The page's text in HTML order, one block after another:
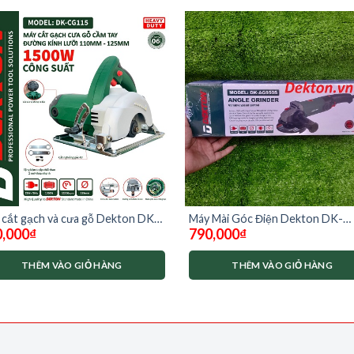
cắt gạch và cưa gỗ Dekton DK-
( chưa có lưỡi cắt)
₫
THÊM VÀO GIỎ HÀNG
Máy Mài Góc Điện Dekton DK-
AG950S có chỉnh tốc
790,000₫
THÊM VÀO GIỎ HÀNG